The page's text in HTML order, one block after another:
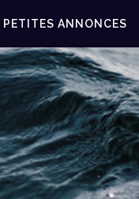
PETITES ANNONCES